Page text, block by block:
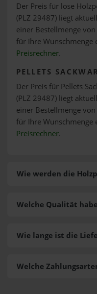
Der Preis für lose
(PLZ 29487) liegt
einer Bestellmenge
für Ihre Wunschmenge
Preisrechner.
PELLETS
Der Preis für Pellets
(PLZ 29487) liegt
einer Bestellmenge
für Ihre Wunschmenge
Preisrechner.
Wie werden die
Welche
Welche Qualität
Wie lange ist die